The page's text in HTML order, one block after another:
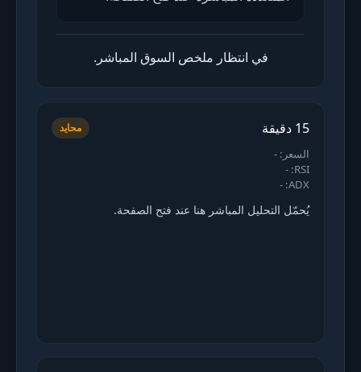
في انتظار ملخص السوق المباشر.
15 دقيقة محايد
السعر: -
RSI: -
ADX: -
يُحمّل التحليل المباشر هنا عند فتح الصفحة.